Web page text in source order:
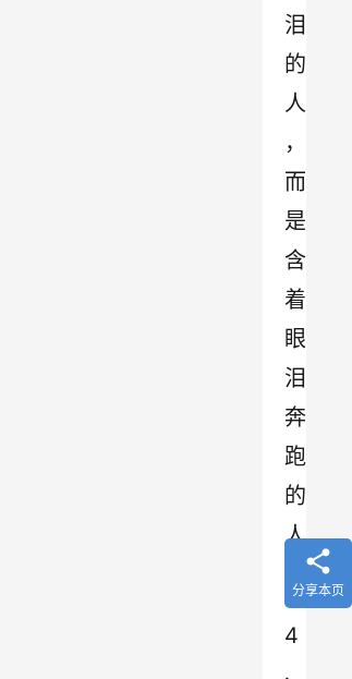
泪
的
人
，
而
是
含
着
眼
泪
奔
跑
的
人
4
分享本页